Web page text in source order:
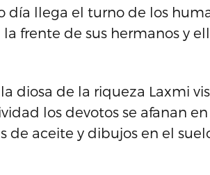
llega el turno de los
frente de sus hermanos y
diosa de la riqueza Laxmi
los devotos se afanan
de aceite y dibujos en el